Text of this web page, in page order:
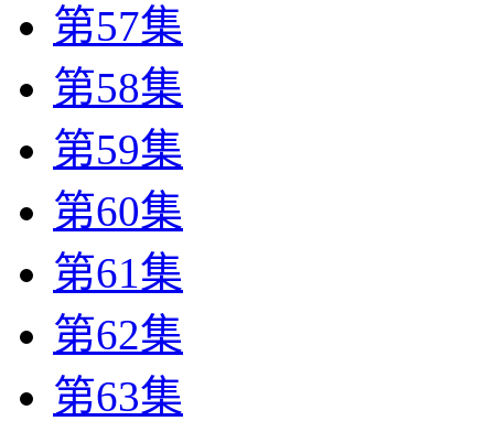
第57集
第58集
第59集
第60集
第61集
第62集
第63集